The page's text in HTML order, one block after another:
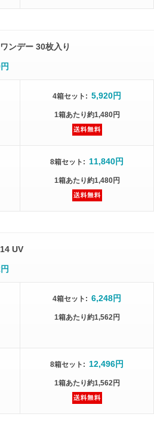
ンデー 30枚入り
4箱セット : 5,920円
1箱あたり約1,480円
8箱セット : 11,840円
1箱あたり約1,480円
UV
4箱セット : 6,248円
1箱あたり約1,562円
8箱セット : 12,496円
1箱あたり約1,562円